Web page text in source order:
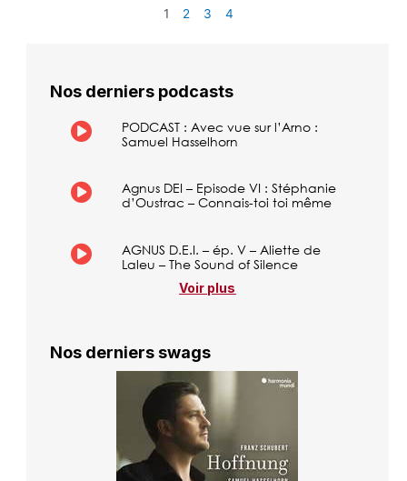
1 2 3 4
Nos derniers podcasts
PODCAST : Avec vue sur l’Arno :
Samuel Hasselhorn
Agnus DEI – Episode VI : Stéphanie
d’Oustrac – Connais-toi toi même
AGNUS D.E.I. – ép. V – Aliette de
Laleu – The Sound of Silence
Voir plus
Nos derniers swags